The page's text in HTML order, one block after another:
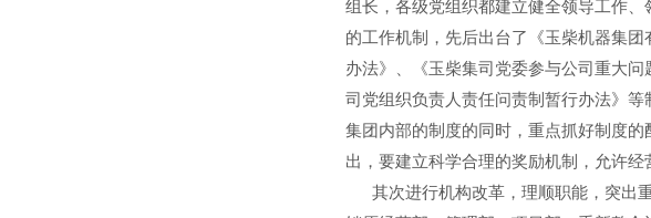
组长，各级党组织都建立健全领导工作
的工作机制，先后出台了《玉柴机器集
办法》、《玉柴集司党委参与公司重大
司党组织负责人责任问责制暂行办法》
集团内部的制度的同时，重点抓好制度
出，要建立科学合理的奖励机制，允许
其次进行机构改革，理顺职能，突出